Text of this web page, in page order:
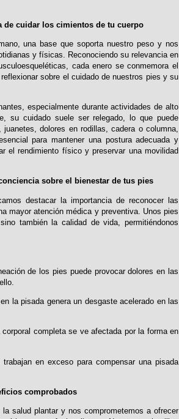
de cuidar los cimientos de tu cuerpo
una base que soporta nuestro peso y nos
y físicas. Reconociendo su relevancia en
cada enero se conmemora el
sobre el cuidado de nuestros pies y su
especialmente durante actividades de alto
su cuidado suele ser relegado, lo que puede
dolores en rodillas, cadera o columna,
para mantener una postura adecuada y
el rendimiento físico y preservar una movilidad
sobre el bienestar de tus pies
destacar la importancia de reconocer las
mayor atención médica y preventiva. Unos pies
también la calidad de vida, permitiéndonos
de los pies puede provocar dolores en las
la pisada genera un desgaste acelerado en las
corporal completa se ve afectada por la forma en
trabajan en exceso para compensar una pisada
comprobados
salud plantar y nos comprometemos a ofrecer